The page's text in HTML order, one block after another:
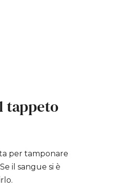
tappeto
per tamponare
il sangue si è